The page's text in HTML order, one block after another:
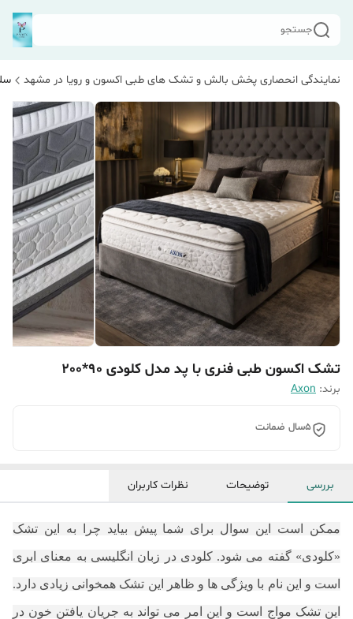
جستجو
نمایندگی انحصاری پخش بالش و تشک های طبی اکسون و رویا در مشهد
تشک اکسون طبی فنری با پد مدل کلودی 90*200
برند: Axon
5سال ضمانت
بررسی توضیحات نظرات کاربران
ممکن است این سوال برای شما پیش بیاید چرا به این تشک
«کلودی» گفته می شود. کلودی در زبان انگلیسی به معنای ابری
است و این نام با ویژگی ها و ظاهر این تشک همخوانی زیادی دارد.
این تشک مواج است و این امر می تواند به جریان یافتن خون در